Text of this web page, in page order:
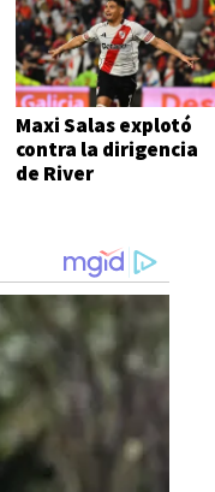
Maxi Salas explotó
contra la dirigencia
de River